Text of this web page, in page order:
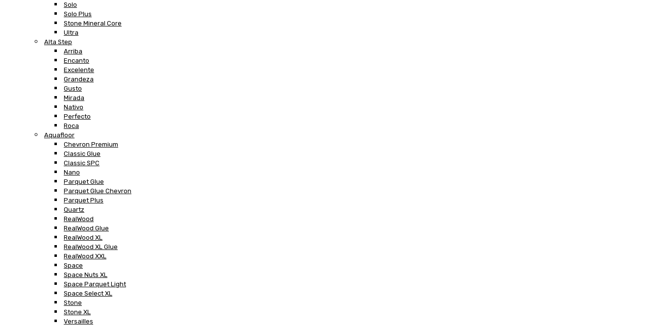
Solo
Solo Plus
Stone Mineral Core
Ultra
Alta Step
Arriba
Encanto
Excelente
Grandeza
Gusto
Mirada
Nativo
Perfecto
Roca
Aquafloor
Chevron Premium
Classic Glue
Classic SPC
Nano
Parquet Glue
Parquet Glue Chevron
Parquet Plus
Quartz
RealWood
RealWood Glue
RealWood XL
RealWood XL Glue
RealWood XXL
Space
Space Nuts XL
Space Parquet Light
Space Select XL
Stone
Stone XL
Versailles